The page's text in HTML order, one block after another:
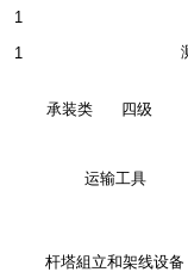
1
1
承装类 四级
运输工具
杆塔組立和架线设备